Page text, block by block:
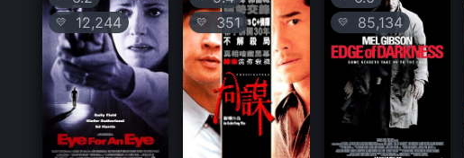
💛 12,244 💛 351 💛 85,134